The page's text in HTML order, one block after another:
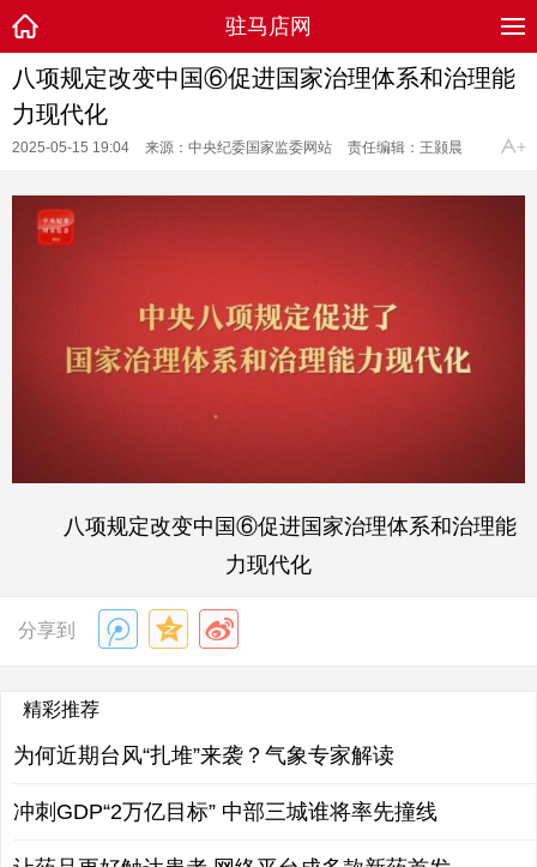
驻马店网
八项规定改变中国⑥促进国家治理体系和治理能
力现代化
2025-05-15 19:04 来源：中央纪委国家监委网站 责任编辑：王颢晨
八项规定改变中国⑥促进国家治理体系和治理能
力现代化
分享到
精彩推荐
为何近期台风“扎堆”来袭？气象专家解读
冲刺GDP“2万亿目标” 中部三城谁将率先撞线